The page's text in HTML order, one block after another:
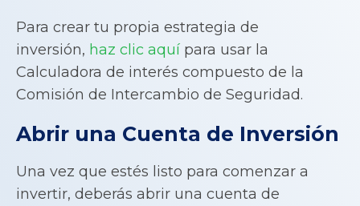
Para crear tu propia estrategia de
inversión, haz clic aquí para usar la
Calculadora de interés compuesto de la
Comisión de Intercambio de Seguridad.
Abrir una Cuenta de Inversión
Una vez que estés listo para comenzar a
invertir, deberás abrir una cuenta de